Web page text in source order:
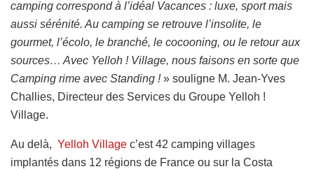
camping correspond à l’idéal Vacances : luxe, sport mais
aussi sérénité. Au camping se retrouve l’insolite, le
gourmet, l’écolo, le branché, le cocooning, ou le retour aux
sources… Avec Yelloh ! Village, nous faisons en sorte que
Camping rime avec Standing !» souligne M. Jean-Yves
Challies, Directeur des Services du Groupe Yelloh !
Village.
Au delà, Yelloh Village c’est 42 camping villages
implantés dans 12 régions de France ou sur la Costa